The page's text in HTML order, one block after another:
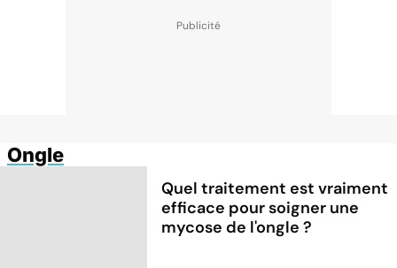
Ongle
Quel traitement est vraiment
efficace pour soigner une
mycose de l'ongle ?